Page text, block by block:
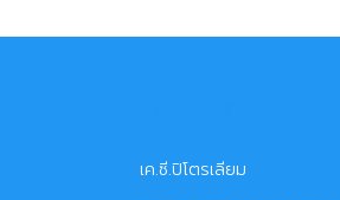
เค.ซี.ปิโตรเลียม